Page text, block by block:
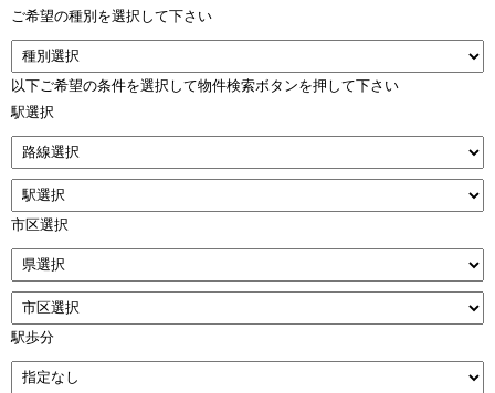
ご希望の種別を選択して下さい
以下ご希望の条件を選択して物件検索ボタンを押して下さい
駅選択
市区選択
駅歩分